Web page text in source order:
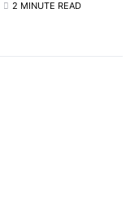
2 MINUTE READ